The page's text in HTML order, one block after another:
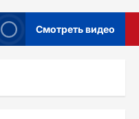
Смотреть видео